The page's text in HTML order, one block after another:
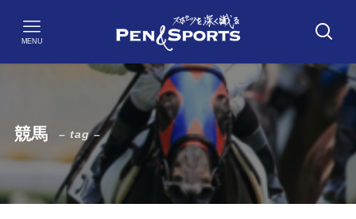
MENU
競馬 – tag –